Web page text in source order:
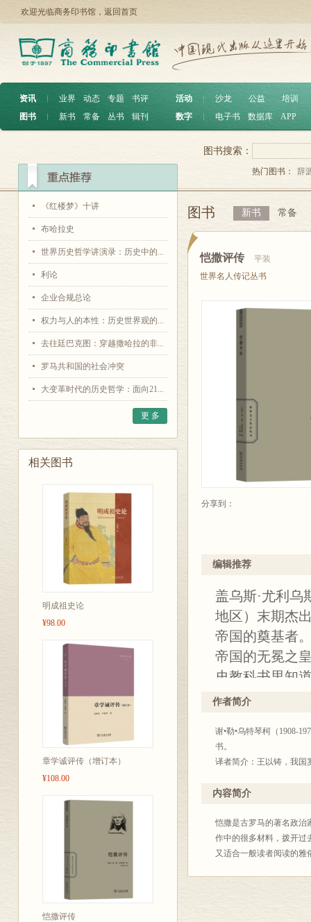
欢迎光临商务印书馆， 返回首页
资讯 ︱ 业界 动态 专题
书评
图书
︱ 新书 常备 丛书 辑刊
活动 沙龙 公益
培训
数字
电子书 数据库 APP
《红楼梦》十讲
布哈拉史
世界历史哲学讲演录：历史中的...
利论
企业合规总论
权力与人的本性：历史世界观的...
去往廷巴克图：穿越撒哈拉的非...
罗马共和国的社会冲突
大变革时代的历史哲学：面向21...
更 多
相关图书
明成祖史论
¥98.00
章学诚评传（增订本）
¥108.00
恺撒评传
图书搜索：
热门图书： 辞
图书 新书 常备
恺撒评传
平装
世界名人传记丛书
分享到：
编辑推荐
盖乌斯·尤利乌
地区）末期杰
帝国的奠基者
帝国的无冕之
史教科书里知
通过历史题材
思列宁主义的
一部既可供学
作者简介
谢•勒•乌特琴柯（1908-
书。
译者简介：王以铸，我国
内容简介
恺撒是古罗马的著名政治
作中的很多材料，拨开过
又适合一般读者阅读的雅